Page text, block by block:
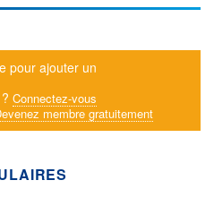
pour ajouter un
Connectez-vous
membre gratuitement